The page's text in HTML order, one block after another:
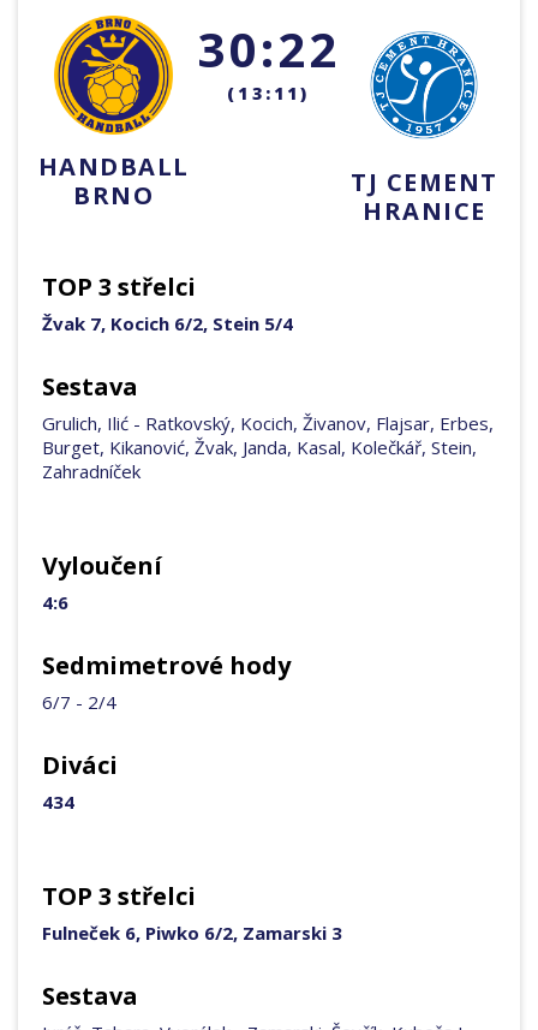
HANDBALL
BRNO
30:22
(13:11)
TJ CEMENT
HRANICE
TOP 3 střelci
Žvak 7, Kocich 6/2, Stein 5/4
Sestava
Grulich, Ilić - Ratkovský, Kocich, Živanov, Flajsar, Erbes,
Burget, Kikanović, Žvak, Janda, Kasal, Kolečkář, Stein,
Zahradníček
Vyloučení
4:6
Sedmimetrové hody
6/7 - 2/4
Diváci
434
TOP 3 střelci
Fulneček 6, Piwko 6/2, Zamarski 3
Sestava